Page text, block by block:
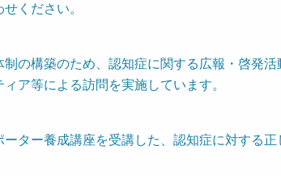
ください。
の構築のため、認知症に関する広報・啓発活
ア等による訪問を実施しています。
ター養成講座を受講した、認知症に対する